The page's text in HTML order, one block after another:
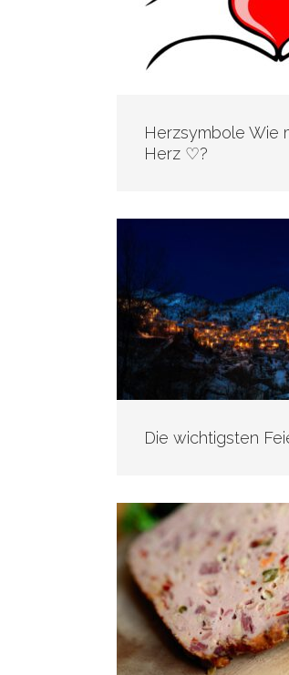
Herzsymbole Wie
Herz ♡?
Die wichtigsten